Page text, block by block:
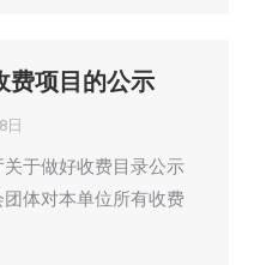
费项目的公示
日
于做好收费目录公示
体对本单位所有收费